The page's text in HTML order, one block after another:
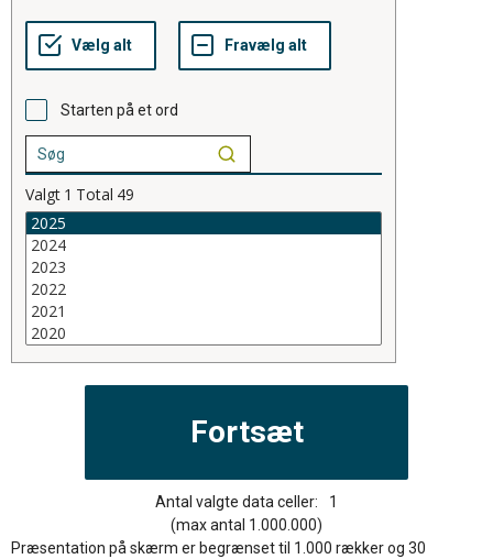
Starten på et ord
Valgt 1 Total 49
Antal valgte data celler:
1
(max antal 1.000.000)
Præsentation på skærm er begrænset til 1.000 rækker og 30